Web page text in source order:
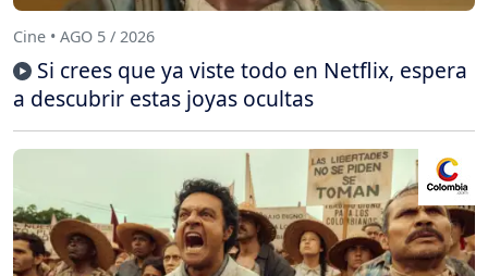
Cine • AGO 5 / 2026
Si crees que ya viste todo en Netflix, espera
a descubrir estas joyas ocultas